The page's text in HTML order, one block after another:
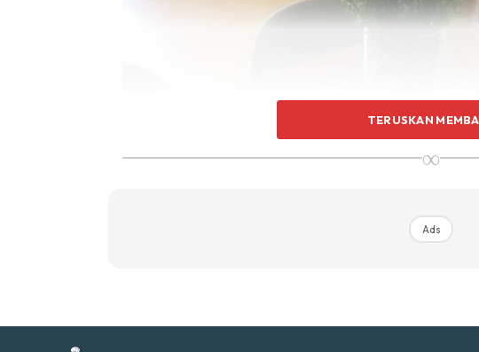
TERUSKAN
∞
Ads